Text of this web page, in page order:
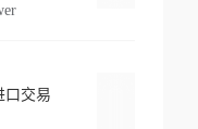
口交易